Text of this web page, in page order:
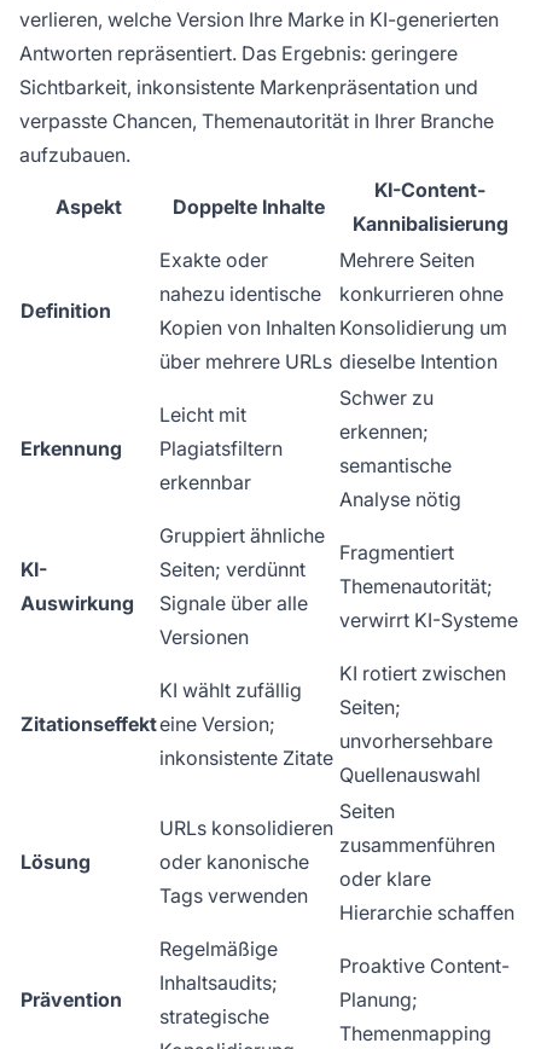
verlieren, welche Version Ihre Marke in KI-generierten
Antworten repräsentiert. Das Ergebnis: geringere
Sichtbarkeit, inkonsistente Markenpräsentation und
verpasste Chancen, Themenautorität in Ihrer Branche
aufzubauen.
Aspekt Doppelte Inhalte
KI-Content-
Kannibalisierung
Definition
Exakte oder
nahezu identische
Kopien von Inhalten
über mehrere URLs
Mehrere Seiten
konkurrieren ohne
Konsolidierung um
dieselbe Intention
Erkennung
Leicht mit
Plagiatsfiltern
erkennbar
Schwer zu
erkennen;
semantische
Analyse nötig
KI-
Auswirkung
Gruppiert ähnliche
Seiten; verdünnt
Signale über alle
Versionen
Fragmentiert
Themenautorität;
verwirrt KI-Systeme
Zitationseffekt
KI wählt zufällig
eine Version;
inkonsistente Zitate
KI rotiert zwischen
Seiten;
unvorhersehbare
Quellenauswahl
Lösung
URLs konsolidieren
oder kanonische
Tags verwenden
Seiten
zusammenführen
oder klare
Hierarchie schaffen
Prävention
Regelmäßige
Inhaltsaudits;
strategische
Proaktive Content-
Planung;
Themenmapping